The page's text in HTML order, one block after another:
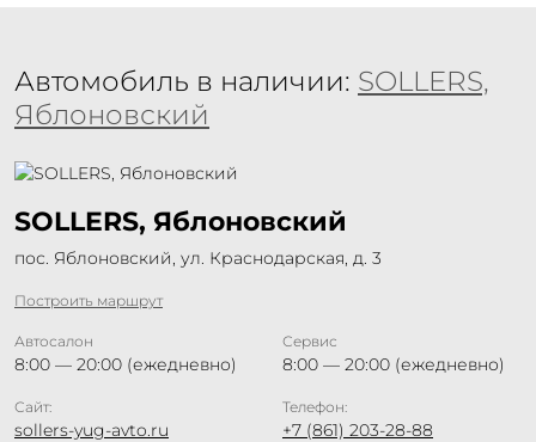
Автомобиль в наличии: SOLLERS,
Яблоновский
SOLLERS, Яблоновский
пос. Яблоновский, ул. Краснодарская, д. 3
Построить маршрут
Автосалон
8:00 — 20:00 (ежедневно)
Сервис
8:00 — 20:00 (ежедневно)
Сайт:
sollers-yug-avto.ru
Телефон:
+7 (861) 203-28-88